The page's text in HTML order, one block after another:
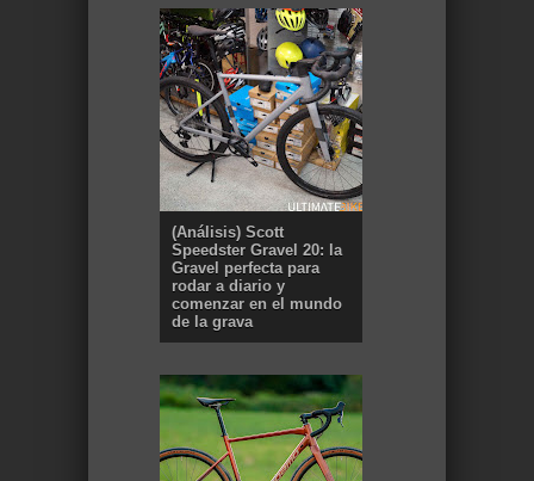
(Análisis) Scott
Speedster Gravel 20: la
Gravel perfecta para
rodar a diario y
comenzar en el mundo
de la grava